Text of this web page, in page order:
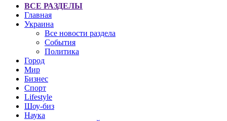
ВСЕ РАЗДЕЛЫ
Главная
Украина
Все новости раздела
События
Политика
Город
Мир
Бизнес
Спорт
Lifestyle
Шоу-биз
Наука